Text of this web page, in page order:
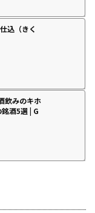
込（きく
飲みのキホ
酒5選 | G